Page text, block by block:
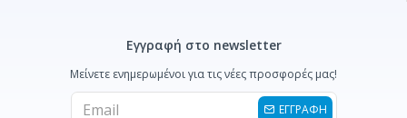
Εγγραφή στο newsletter
Μείνετε ενημερωμένοι για τις νέες προσφορές μας!
ΕΓΓΡΑΦΗ